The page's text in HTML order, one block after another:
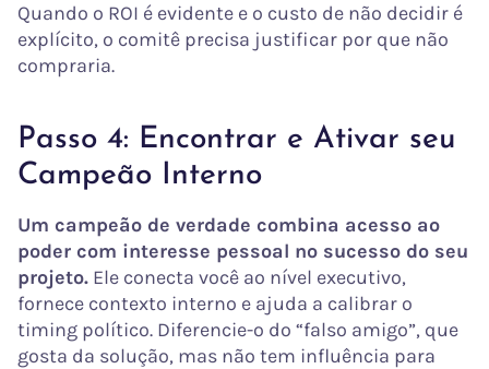
Quando o ROI é evidente e o custo de não decidir é
explícito, o comitê precisa justificar por que não
compraria.
Passo 4: Encontrar e Ativar seu
Campeão Interno
Um campeão de verdade combina acesso ao
poder com interesse pessoal no sucesso do seu
projeto. Ele conecta você ao nível executivo,
fornece contexto interno e ajuda a calibrar o
timing político. Diferencie-o do “falso amigo”, que
gosta da solução, mas não tem influência para